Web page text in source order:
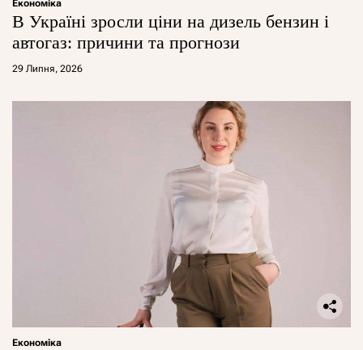
Економіка
В Україні зросли ціни на дизель бензин і
автогаз: причини та прогнози
29 Липня, 2026
Економіка